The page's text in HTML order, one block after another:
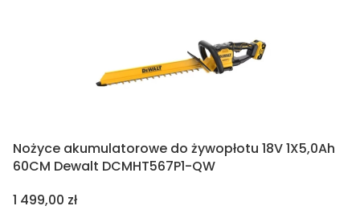
Nożyce akumulatorowe do żywopłotu 18V 1X5,0Ah
60CM Dewalt DCMHT567P1-QW
Cena
1 499,00 zł